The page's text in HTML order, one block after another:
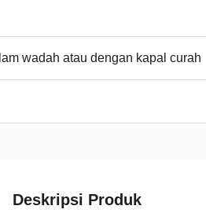
wadah atau dengan kapal curah
Deskripsi Produk